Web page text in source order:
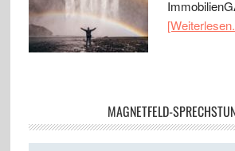
MAGNETFELD-